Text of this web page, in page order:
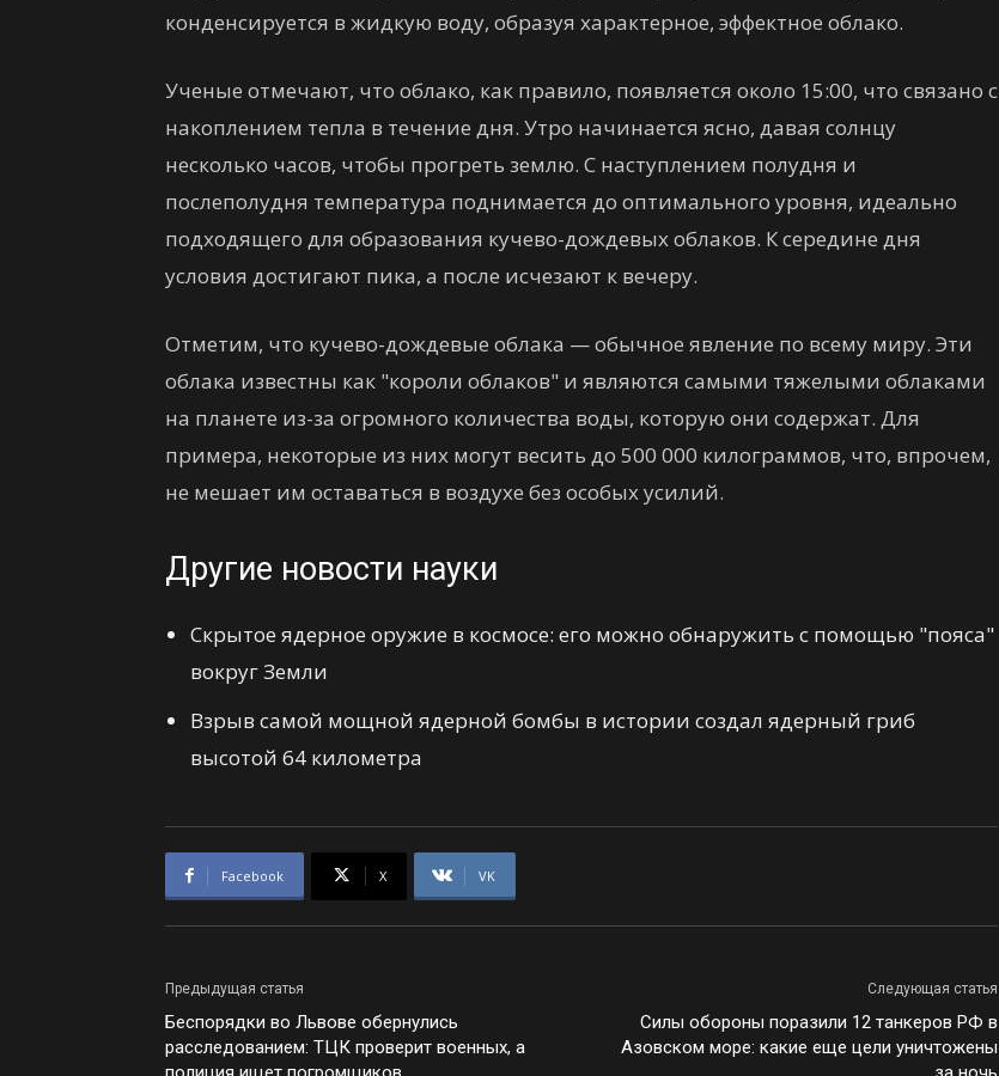
конденсируется в жидкую воду, образуя характерное, эффектное облако.
Ученые отмечают, что облако, как правило, появляется около 15:00, что связано с
накоплением тепла в течение дня. Утро начинается ясно, давая солнцу
несколько часов, чтобы прогреть землю. С наступлением полудня и
послеполудня температура поднимается до оптимального уровня, идеально
подходящего для образования кучево-дождевых облаков. К середине дня
условия достигают пика, а после исчезают к вечеру.
Отметим, что кучево-дождевые облака — обычное явление по всему миру. Эти
облака известны как "короли облаков" и являются самыми тяжелыми облаками
на планете из-за огромного количества воды, которую они содержат. Для
примера, некоторые из них могут весить до 500 000 килограммов, что, впрочем,
не мешает им оставаться в воздухе без особых усилий.
Другие новости науки
Скрытое ядерное оружие в космосе: его можно обнаружить с помощью "пояса"
вокруг Земли
Взрыв самой мощной ядерной бомбы в истории создал ядерный гриб
высотой 64 километра
Facebook X VK
Предыдущая статья
Беспорядки во Львове обернулись
расследованием: ТЦК проверит военных, а
Следующая статья
Силы обороны поразили 12 танкеров РФ в
Азовском море: какие еще цели уничтожены